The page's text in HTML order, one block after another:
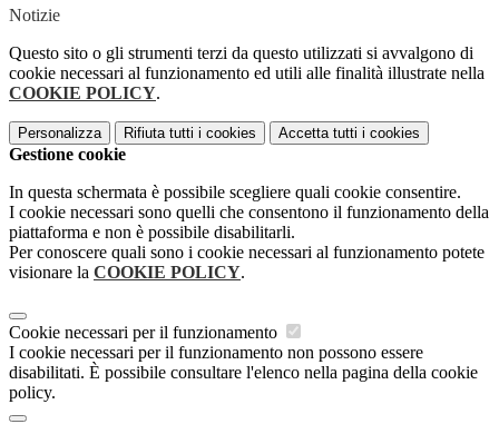
Notizie
Questo sito o gli strumenti terzi da questo utilizzati si avvalgono di
cookie necessari al funzionamento ed utili alle finalità illustrate nella
COOKIE POLICY.
Personalizza Rifiuta tutti i cookies Accetta tutti i cookies
Gestione cookie
In questa schermata è possibile scegliere quali cookie consentire.
I cookie necessari sono quelli che consentono il funzionamento della
piattaforma e non è possibile disabilitarli.
Per conoscere quali sono i cookie necessari al funzionamento potete
visionare la COOKIE POLICY.
Cookie necessari per il funzionamento
I cookie necessari per il funzionamento non possono essere
disabilitati. È possibile consultare l'elenco nella pagina della cookie
policy.